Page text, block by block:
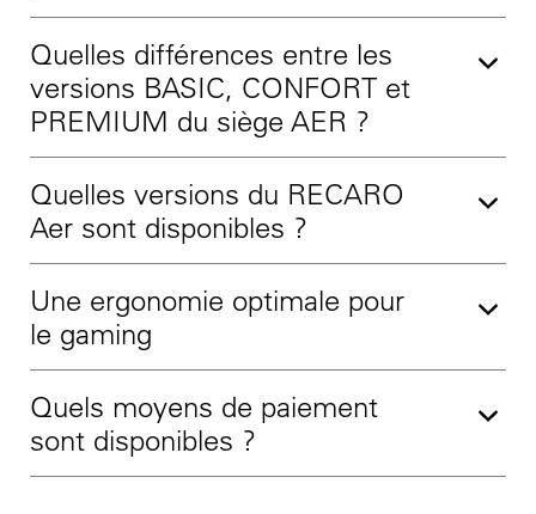
Quelles différences entre les
versions BASIC, CONFORT et
PREMIUM du siège AER ?
Quelles versions du RECARO
Aer sont disponibles ?
Une ergonomie optimale pour
le gaming
Quels moyens de paiement
sont disponibles ?